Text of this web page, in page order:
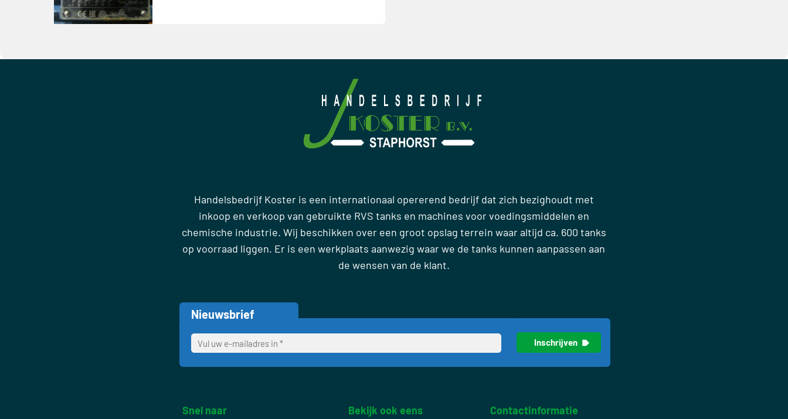
Handelsbedrijf Koster is een internationaal opererend bedrijf dat zich bezighoudt met
inkoop en verkoop van gebruikte RVS tanks en machines voor voedingsmiddelen en
chemische industrie. Wij beschikken over een groot opslag terrein waar altijd ca. 600 tanks
op voorraad liggen. Er is een werkplaats aanwezig waar we de tanks kunnen aanpassen aan
de wensen van de klant.
Nieuwsbrief
Snel naar Bekijk ook eens Contactinformatie